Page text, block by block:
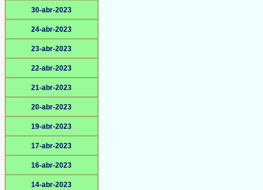
30-abr-2023
24-abr-2023
23-abr-2023
22-abr-2023
21-abr-2023
20-abr-2023
19-abr-2023
17-abr-2023
16-abr-2023
14-abr-2023